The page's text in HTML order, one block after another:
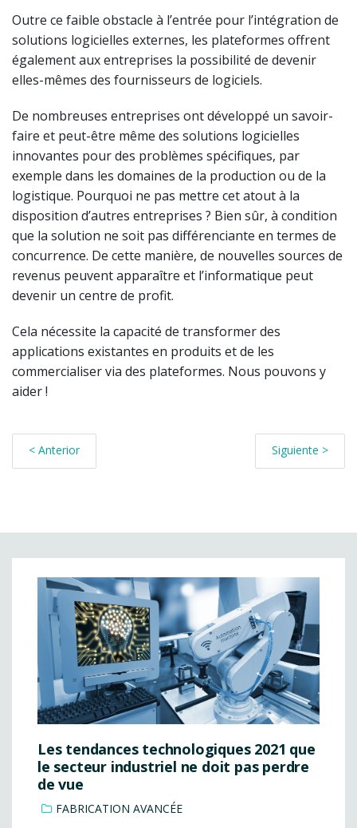
Outre ce faible obstacle à l’entrée pour l’intégration de
solutions logicielles externes, les plateformes offrent
également aux entreprises la possibilité de devenir
elles-mêmes des fournisseurs de logiciels.
De nombreuses entreprises ont développé un savoir-
faire et peut-être même des solutions logicielles
innovantes pour des problèmes spécifiques, par
exemple dans les domaines de la production ou de la
logistique. Pourquoi ne pas mettre cet atout à la
disposition d’autres entreprises ? Bien sûr, à condition
que la solution ne soit pas différenciante en termes de
concurrence. De cette manière, de nouvelles sources de
revenus peuvent apparaître et l’informatique peut
devenir un centre de profit.
Cela nécessite la capacité de transformer des
applications existantes en produits et de les
commercialiser via des plateformes. Nous pouvons y
aider !
< Anterior Siguiente >
Les tendances technologiques 2021 que
le secteur industriel ne doit pas perdre
de vue
FABRICATION AVANCÉE